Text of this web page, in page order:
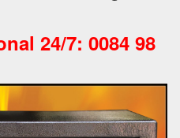
24/7: 0084 98